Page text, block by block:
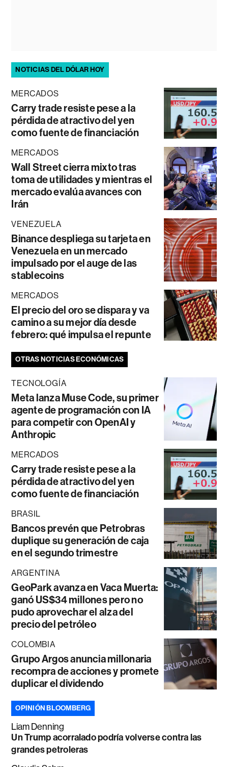
NOTICIAS DEL DÓLAR HOY
MERCADOS
Carry trade resiste pese a la
pérdida de atractivo del yen
como fuente de financiación
MERCADOS
Wall Street cierra mixto tras
toma de utilidades y mientras el
mercado evalúa avances con
Irán
VENEZUELA
Binance despliega su tarjeta en
Venezuela en un mercado
impulsado por el auge de las
stablecoins
MERCADOS
El precio del oro se dispara y va
camino a su mejor día desde
febrero: qué impulsa el repunte
OTRAS NOTICIAS ECONÓMICAS
TECNOLOGÍA
Meta lanza Muse Code, su primer
agente de programación con IA
para competir con OpenAI y
Anthropic
MERCADOS
Carry trade resiste pese a la
pérdida de atractivo del yen
como fuente de financiación
BRASIL
Bancos prevén que Petrobras
duplique su generación de caja
en el segundo trimestre
ARGENTINA
GeoPark avanza en Vaca Muerta:
ganó US$34 millones pero no
pudo aprovechar el alza del
precio del petróleo
COLOMBIA
Grupo Argos anuncia millonaria
recompra de acciones y promete
duplicar el dividendo
OPINIÓN BLOOMBERG
Liam Denning
Un Trump acorralado podría volverse contra las
grandes petroleras